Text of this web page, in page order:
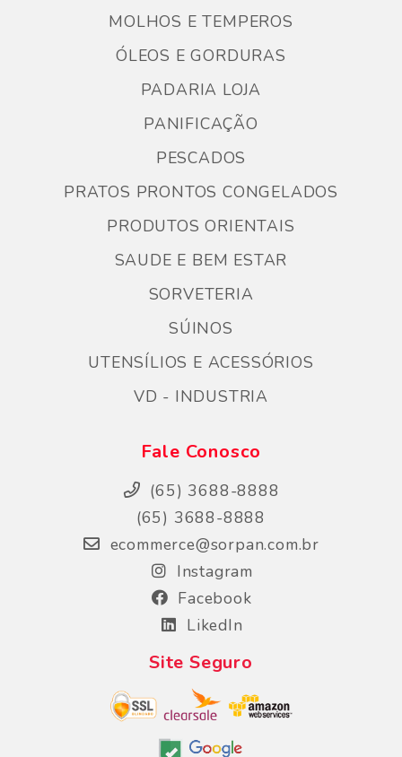
MOLHOS E TEMPEROS
ÓLEOS E GORDURAS
PADARIA LOJA
PANIFICAÇÃO
PESCADOS
PRATOS PRONTOS CONGELADOS
PRODUTOS ORIENTAIS
SAUDE E BEM ESTAR
SORVETERIA
SÚINOS
UTENSÍLIOS E ACESSÓRIOS
VD - INDUSTRIA
Fale Conosco
(65) 3688-8888
(65) 3688-8888
ecommerce@sorpan.com.br
Instagram
Facebook
LikedIn
Site Seguro